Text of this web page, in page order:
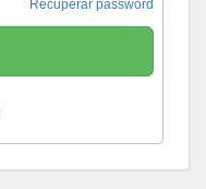
Recuperar password